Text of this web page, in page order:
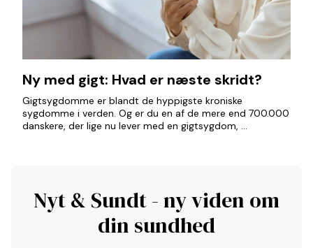
Ny med gigt: Hvad er næste skridt?
Gigtsygdomme er blandt de hyppigste kroniske
sygdomme i verden. Og er du en af de mere end 700.000
danskere, der lige nu lever med en gigtsygdom, ...
Nyt & Sundt - ny viden om
din sundhed